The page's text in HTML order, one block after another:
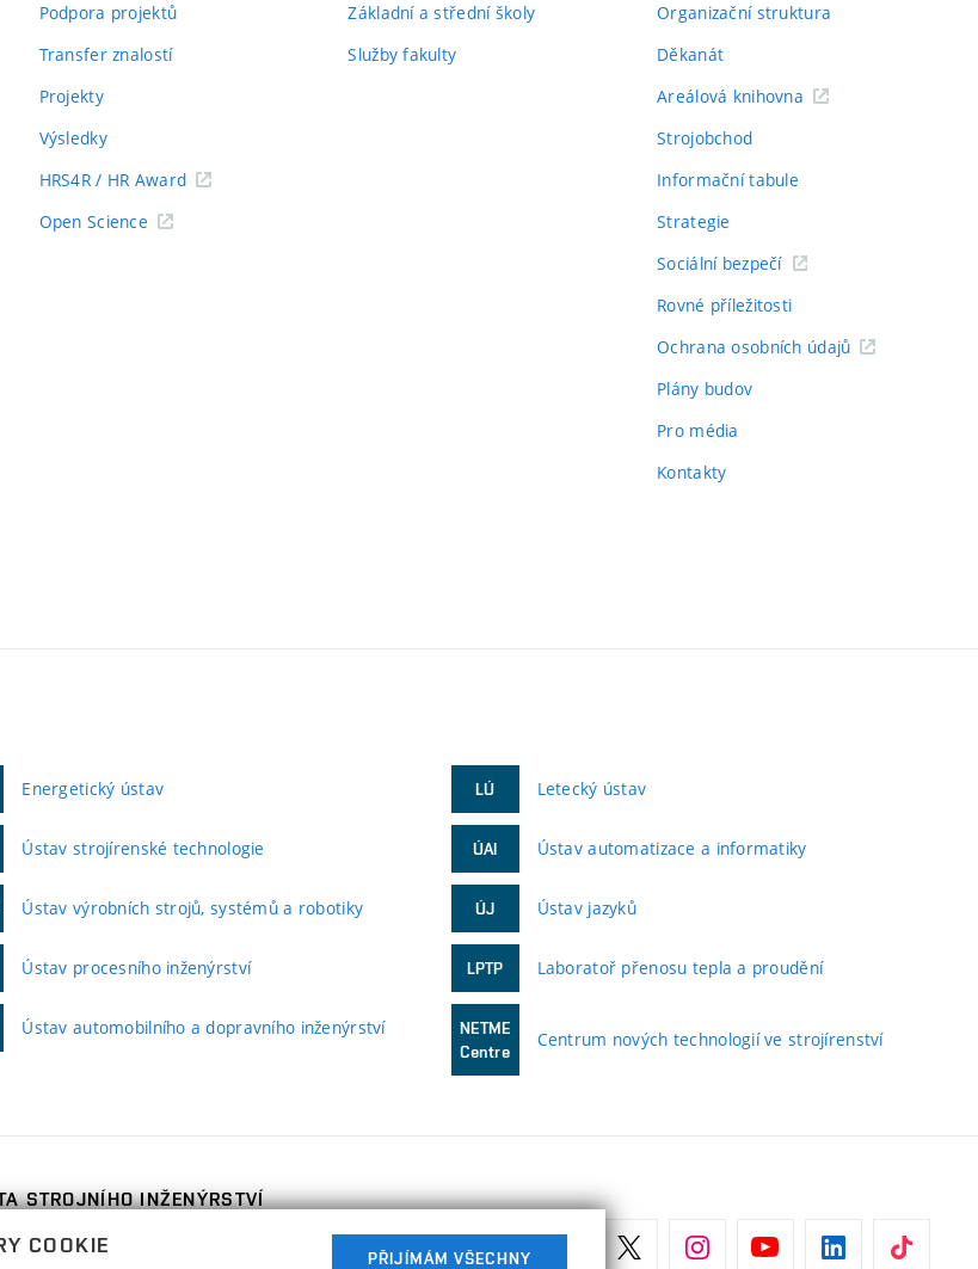
Podpora projektů
Transfer znalostí
Projekty
Výsledky
HRS4R / HR Award
Open Science
Základní a střední školy
Služby fakulty
Organizační struktura
Děkanát
Areálová knihovna
Strojobchod
Informační tabule
Strategie
Sociální bezpečí
Rovné příležitosti
Ochrana osobních údajů
Plány budov
Pro média
Kontakty
Energetický ústav
Ústav strojírenské technologie
Ústav výrobních strojů, systémů a robotiky
Ústav procesního inženýrství
Ústav automobilního a dopravního inženýrství
LÚ Letecký ústav
ÚAI Ústav automatizace a informatiky
ÚJ Ústav jazyků
LPTP Laboratoř přenosu tepla a proudění
NETME
Centre
Centrum nových technologií ve strojírenství
STROJNÍHO INŽENÝRSTVÍ
2896/2
COOKIE
PŘIJÍMÁM VŠECHNY